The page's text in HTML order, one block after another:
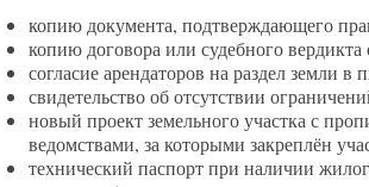
копию документа, подтверждающего
копию договора или судебного вердикта
согласие арендаторов на раздел земли
свидетельство об отсутствии
новый проект земельного участка с
ведомствами, за которыми закреплён
технический паспорт при наличии